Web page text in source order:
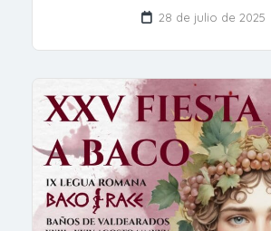
28 de julio de 2025